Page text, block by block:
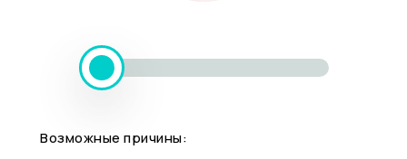
Возможные причины: